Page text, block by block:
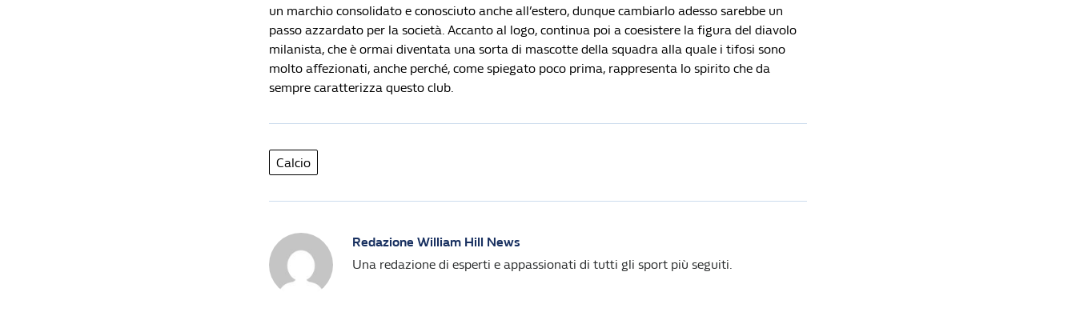
un marchio consolidato e conosciuto anche all’estero, dunque cambiarlo adesso sarebbe un
passo azzardato per la società. Accanto al logo, continua poi a coesistere la figura del diavolo
milanista, che è ormai diventata una sorta di mascotte della squadra alla quale i tifosi sono
molto affezionati, anche perché, come spiegato poco prima, rappresenta lo spirito che da
sempre caratterizza questo club.
Calcio
Redazione William Hill News
Una redazione di esperti e appassionati di tutti gli sport più seguiti.